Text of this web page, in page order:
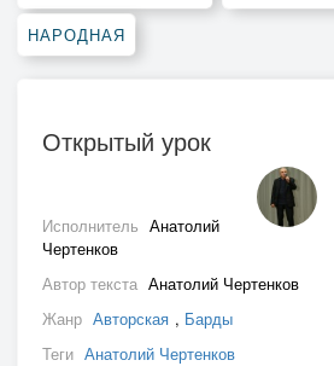
НАРОДНАЯ
Открытый урок
Исполнитель Анатолий
Чертенков
Автор текста Анатолий Чертенков
Жанр Авторская , Барды
Теги Анатолий Чертенков